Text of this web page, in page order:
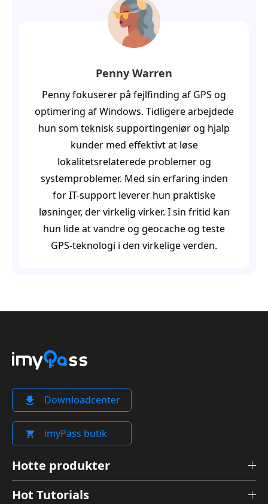
Penny Warren
Penny fokuserer på fejlfinding af GPS og
optimering af Windows. Tidligere arbejdede
hun som teknisk supportingeniør og hjalp
kunder med effektivt at løse
lokalitetsrelaterede problemer og
systemproblemer. Med sin erfaring inden
for IT-support leverer hun praktiske
løsninger, der virkelig virker. I sin fritid kan
hun lide at vandre og geocache og teste
GPS-teknologi i den virkelige verden.
Downloadcenter
imyPass butik
Hotte produkter
Hot Tutorials